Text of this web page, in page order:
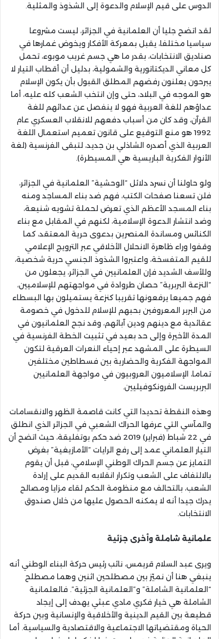
الدوس على قيم الإسلام والدعوة إلى الشذوذ والمثلية.
لقد اتضح جليا أن العلمانية في الجزائر، ليست مشروعا
سياسيا مختلفا، يقبل بمعركة الأفكار ويخوض غمارها في
صناديق الانتخابات، بقدر ما هي جسم غريب موبوء، تحمل
كل معاني الديكتاتورية والشمولية، بدليل أن أقطاب التيار لا
يبرحون يعلنون رفضهم المطلق القبول بأن يكون الإسلام
هو الموجه في البلاد، حتى وإن انتخب الشعب كله عليه، أما
عداؤهم للغة العربية فهو لا ينفصل عن عدائهم للغة
القرآن، وقد كان من أسباب دفعهم للانقلاب العسكري عام
1992 هو منع التوقيع على قانون تعميم استعمال اللغة
العربية الذي أصدره الشاذلي بن جديد، لتبقى الفرنسية (لغة
الأنوار الفكرية الباريسية هي المسيطرة).
ولو حاولنا أن نسرد دلائل “الوحشية” العلمانية في الجزائر،
فلن تسعنا صفحات الكتب، فهم ضد بناء المساجد ومنه
بناء المسجد الأعظم الذي تعرض لحملة تشويه شنيعة،
وضد انتشار الدعوة الإسلامية، لكنهم في المقابل مع بناء
الكنائس ومساندة المنصرين بدعوى حرية المعتقد، كما
وقفوا وراء ظاهرة الانحلال الأخلاقي عبر الترويج الإعلامي
للقيم المتفسخة، واعتبروا الشذوذ الجنسي حرية شخصية،
وللأسف الشديد فإن العلمانيين في الجزائر، يجعلون من
“النزعة البربرية” حصان طروادة في مواجهتهم للإسلاميين،
فهم جميعا يرفعونها تقريبا كنزعة يستميلون بها البسطاء
من البربر المعروفين بحبهم للإسلام للدخول في خصومة
عقائدية مع دينهم ودين آبائهم، وقد نجح العلمانيون في
المدة الأخيرة وإلى حد بعيد في تثبيت الخطة الفرنسية في
السيطرة على المشهد عبر إحياء النعرات العرقية لتكون
المواجهة الفكرية والحضارية بين فسطاطين مختلفين
تماما، الإسلاميون العروبيون في مواجهة العلمانيين
البربريست الفرونكوفيليين.
وهذه النقطة تحديدا التي كانت قاصمة الظهر والانقسامات
والمآسي التي عرفها الحراك الشعبي في الجزائر الذي انطلق
في 22 شباط (فبراير) 2019 ضد حكم بوتفليقة، حيث اتضح أن
التيار العلماني عمد إلى رفع الرايات “الأمازيغية” بغرض
التمايز عن جسم الحراك الوطني الإسلامي، قبل أن يقوم
بالالتفاف على الشعب وتكرار انقلابه القديم على إرادة
الشعب، بالتحالف مع منظومة الحكم لقاء مزايا ومصالح
يدرك جيدا أنه لا يمكنه الحصول عليها من خلال صندوق
الانتخابات.
علمانية شاملة وأخرى جزئية
ويرى عبد السلام قريمس، نائب رئيس حركة البناء الوطني أنه
ينبغي هنا أن نميّز بين مصطلحين اثنين وهما مصطلح
“العلمانية الشاملة” و”العلمانية الجزئية”. فالعلمانية
الشاملة هي خيار فكري مادي عبثي يهدف إلى إيجاد
قطيعة بين القيم الدينية والأخلاقية والإنسانية وبين حركة
الحياة ومقتضياتها الاجتماعية والاقتصادية والسياسية. أما